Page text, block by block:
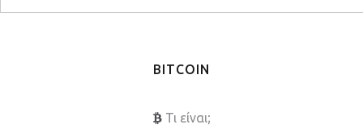
BITCOIN
Τι είναι;